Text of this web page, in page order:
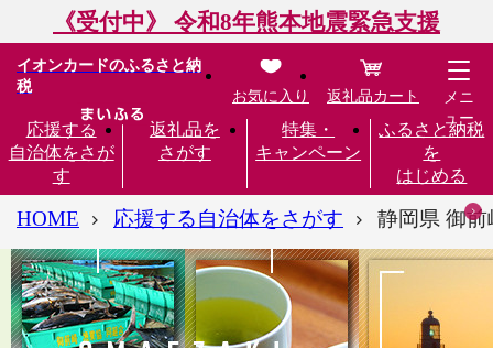
《受付中》 令和8年熊本地震緊急支援
イオンカードのふるさと納
税
応援する
自治体をさが
す
返礼品を
さがす
特集・
キャンペーン
ふるさと納税
を
はじめる
お気に入り 返礼品カート
メニ
ュー
HOME 応援する自治体をさがす 静岡県 御前